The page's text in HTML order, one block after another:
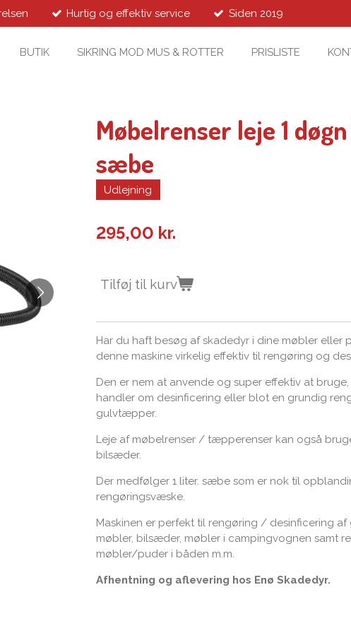
Hurtig og effektiv service Siden 2019
BUTIK SIKRING MOD MUS & ROTTER PRISLISTE
Møbelrenser leje 1
sæbe
Udlejning
295,00 kr.
Tilføj til kurv
Har du haft besøg af skadedyr i dine møbler eller
denne maskine virkelig effektiv til rengøring og
Den er nem at anvende og super effektiv at
handler om desinficering eller blot en grundig
gulvtæpper.
Leje af møbelrenser / tæpperenser kan også
bilsæder.
Der medfølger 1 liter. sæbe som er nok til
rengøringsvæske.
Maskinen er perfekt til rengøring / desinficering
møbler, bilsæder, møbler i campingvognen samt
møbler/puder i båden m.m.
Afhentning og aflevering hos Enø Skadedyr.